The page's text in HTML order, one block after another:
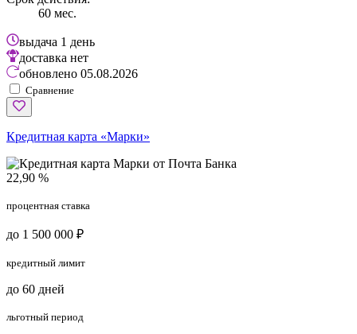
60 мес.
выдача 1 день
доставка нет
обновлено 05.08.2026
Сравнение
Кредитная карта «Марки»
22,90 %
процентная ставка
до 1 500 000 ₽
кредитный лимит
до 60 дней
льготный период